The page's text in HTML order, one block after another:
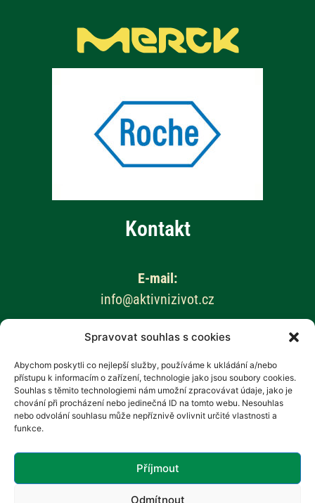
Spravovat souhlas s cookies
Abychom poskytli co nejlepší služby, používáme k ukládání a/nebo
přístupu k informacím o zařízení, technologie jako jsou soubory cookies.
Souhlas s těmito technologiemi nám umožní zpracovávat údaje, jako je
chování při procházení nebo jedinečná ID na tomto webu. Nesouhlas
nebo odvolání souhlasu může nepříznivě ovlivnit určité vlastnosti a
funkce.
Příjmout
Odmítnout
Kontakt
E-mail:
info@aktivnizivot.cz
Odborní garanti:
Prof. MUDr. Eva Kubala Havrdová, CSc.
Prim. MUDr. Marta Vachová
Web provozuje: